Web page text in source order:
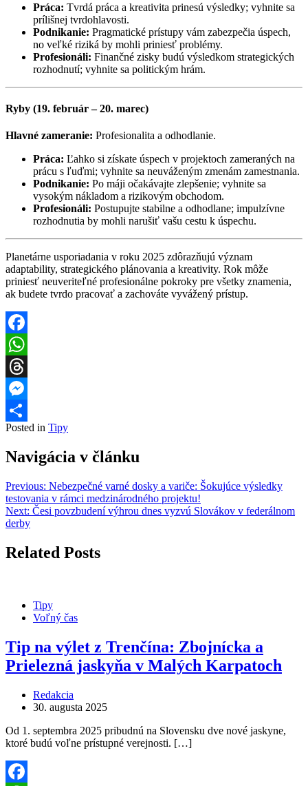
Práca: Tvrdá práca a kreativita prinesú výsledky; vyhnite sa
prílišnej tvrdohlavosti.
Podnikanie: Pragmatické prístupy vám zabezpečia úspech,
no veľké riziká by mohli priniesť problémy.
Profesionáli: Finančné zisky budú výsledkom strategických
rozhodnutí; vyhnite sa politickým hrám.
Ryby (19. február – 20. marec)
Hlavné zameranie: Profesionalita a odhodlanie.
Práca: Ľahko si získate úspech v projektoch zameraných na
prácu s ľuďmi; vyhnite sa neuváženým zmenám zamestnania.
Podnikanie: Po máji očakávajte zlepšenie; vyhnite sa
vysokým nákladom a rizikovým obchodom.
Profesionáli: Postupujte stabilne a odhodlane; impulzívne
rozhodnutia by mohli narušiť vašu cestu k úspechu.
Planetárne usporiadania v roku 2025 zdôrazňujú význam
adaptability, strategického plánovania a kreativity. Rok môže
priniesť neuveriteľné profesionálne pokroky pre všetky znamenia,
ak budete tvrdo pracovať a zachováte vyvážený prístup.
Facebook
WhatsApp
Threads
Messenger
Share
Posted in Tipy
Navigácia v článku
Previous: Nebezpečné varné dosky a variče: Šokujúce výsledky
testovania v rámci medzinárodného projektu!
Next: Česi povzbudení výhrou dnes vyzvú Slovákov v federálnom
derby
Related Posts
Tipy
Voľný čas
Tip na výlet z Trenčína: Zbojnícka a
Prielezná jaskyňa v Malých Karpatoch
Redakcia
30. augusta 2025
Od 1. septembra 2025 pribudnú na Slovensku dve nové jaskyne,
ktoré budú voľne prístupné verejnosti. […]